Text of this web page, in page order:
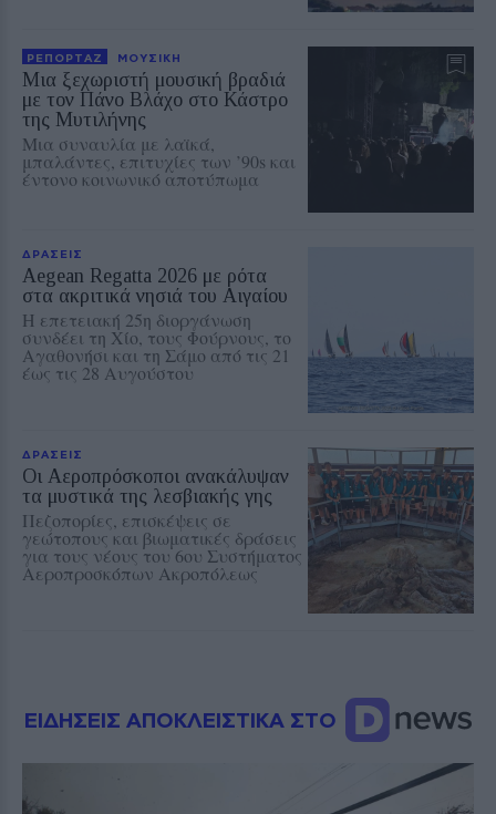
ΡΕΠΟΡΤΑΖ ΜΟΥΣΙΚΗ
Μια ξεχωριστή μουσική βραδιά
με τον Πάνο Βλάχο στο Κάστρο
της Μυτιλήνης
Μια συναυλία με λαϊκά,
μπαλάντες, επιτυχίες των ’90s και
έντονο κοινωνικό αποτύπωμα
ΔΡΑΣΕΙΣ
Aegean Regatta 2026 με ρότα
στα ακριτικά νησιά του Αιγαίου
Η επετειακή 25η διοργάνωση
συνδέει τη Χίο, τους Φούρνους, το
Αγαθονήσι και τη Σάμο από τις 21
έως τις 28 Αυγούστου
ΔΡΑΣΕΙΣ
Οι Αεροπρόσκοποι ανακάλυψαν
τα μυστικά της λεσβιακής γης
Πεζοπορίες, επισκέψεις σε
γεώτοπους και βιωματικές δράσεις
για τους νέους του 6ου Συστήματος
Αεροπροσκόπων Ακροπόλεως
ΕΙΔΗΣΕΙΣ ΑΠΟΚΛΕΙΣΤΙΚΑ ΣΤΟ